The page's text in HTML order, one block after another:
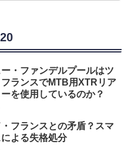
・ファンデルプールはツ
ランスでMTB用XTRリア
を使用しているのか？
フランスとの矛盾？スマ
よる失格処分